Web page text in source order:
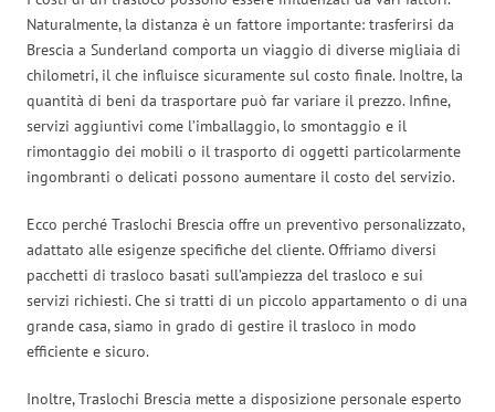
Naturalmente, la distanza è un fattore importante: trasferirsi da
Brescia a Sunderland comporta un viaggio di diverse migliaia di
chilometri, il che influisce sicuramente sul costo finale. Inoltre, la
quantità di beni da trasportare può far variare il prezzo. Infine,
servizi aggiuntivi come l’imballaggio, lo smontaggio e il
rimontaggio dei mobili o il trasporto di oggetti particolarmente
ingombranti o delicati possono aumentare il costo del servizio.
Ecco perché Traslochi Brescia offre un preventivo personalizzato,
adattato alle esigenze specifiche del cliente. Offriamo diversi
pacchetti di trasloco basati sull’ampiezza del trasloco e sui
servizi richiesti. Che si tratti di un piccolo appartamento o di una
grande casa, siamo in grado di gestire il trasloco in modo
efficiente e sicuro.
Inoltre, Traslochi Brescia mette a disposizione personale esperto